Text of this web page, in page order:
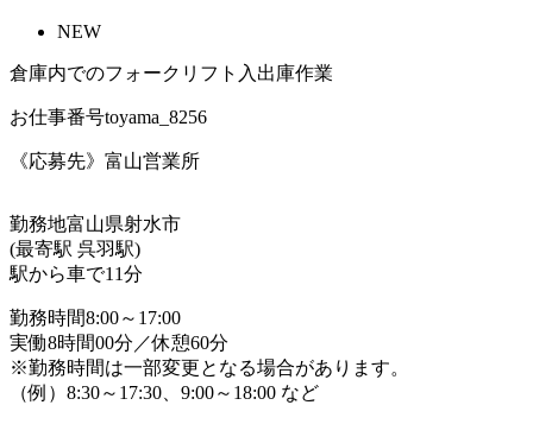
NEW
倉庫内でのフォークリフト入出庫作業
お仕事番号toyama_8256
《応募先》富山営業所
勤務地富山県射水市
(最寄駅 呉羽駅)
駅から車で11分
勤務時間8:00～17:00
実働8時間00分／休憩60分
※勤務時間は一部変更となる場合があります。
（例）8:30～17:30、9:00～18:00 など